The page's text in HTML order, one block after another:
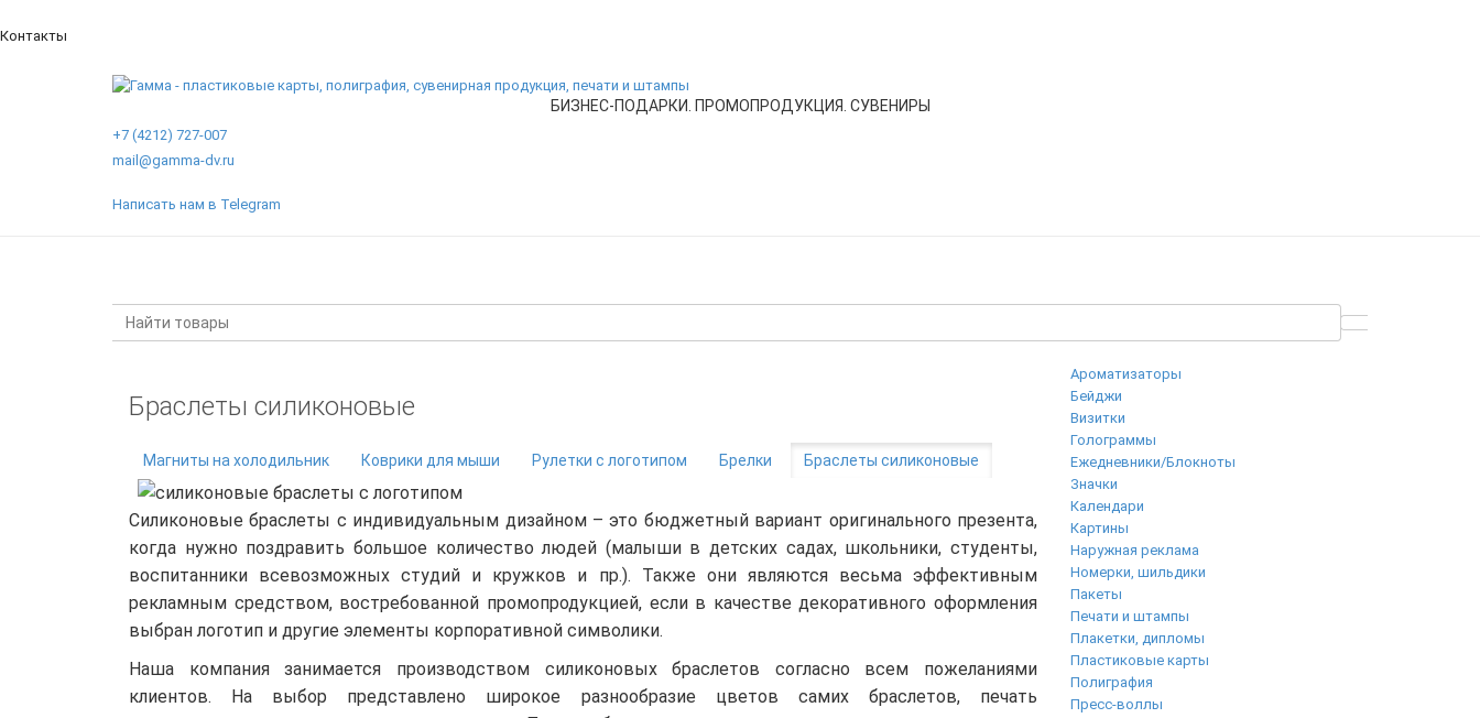
Контакты
БИЗНЕС-ПОДАРКИ. ПРОМОПРОДУКЦИЯ. СУВЕНИРЫ
+7 (4212) 727-007
mail@gamma-dv.ru
Написать нам в Telegram
Браслеты силиконовые
Магниты на холодильник Коврики для мыши Рулетки с логотипом Брелки Браслеты силиконовые
Силиконовые браслеты с индивидуальным дизайном – это бюджетный вариант оригинального презента,
когда нужно поздравить большое количество людей (малыши в детских садах, школьники, студенты,
воспитанники всевозможных студий и кружков и пр.). Также они являются весьма эффективным
рекламным средством, востребованной промопродукцией, если в качестве декоративного оформления
выбран логотип и другие элементы корпоративной символики.
Наша компания занимается производством силиконовых браслетов согласно всем пожеланиями
клиентов. На выбор представлено широкое разнообразие цветов самих браслетов, печать
Ароматизаторы
Бейджи
Визитки
Голограммы
Ежедневники/Блокноты
Значки
Календари
Картины
Наружная реклама
Номерки, шильдики
Пакеты
Печати и штампы
Плакетки, дипломы
Пластиковые карты
Полиграфия
Пресс-воллы